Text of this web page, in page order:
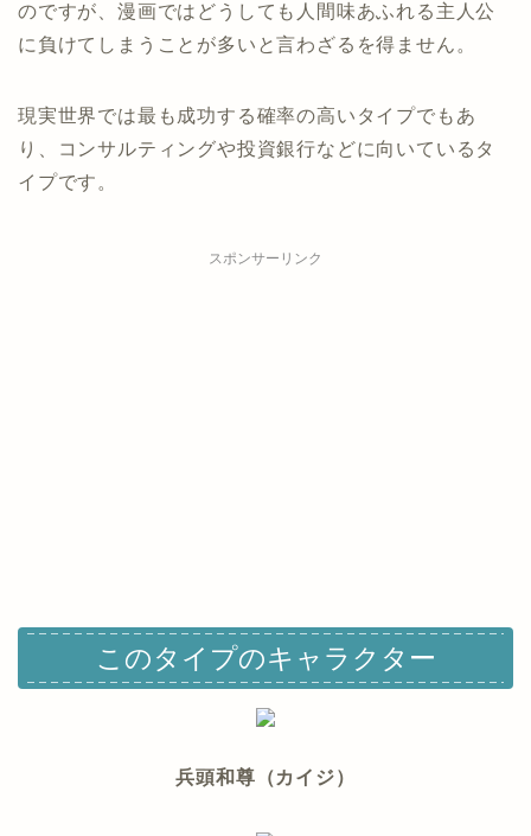
のですが、漫画ではどうしても人間味あふれる主人公
に負けてしまうことが多いと言わざるを得ません。
現実世界では最も成功する確率の高いタイプでもあ
り、コンサルティングや投資銀行などに向いているタ
イプです。
スポンサーリンク
このタイプのキャラクター
兵頭和尊（カイジ）